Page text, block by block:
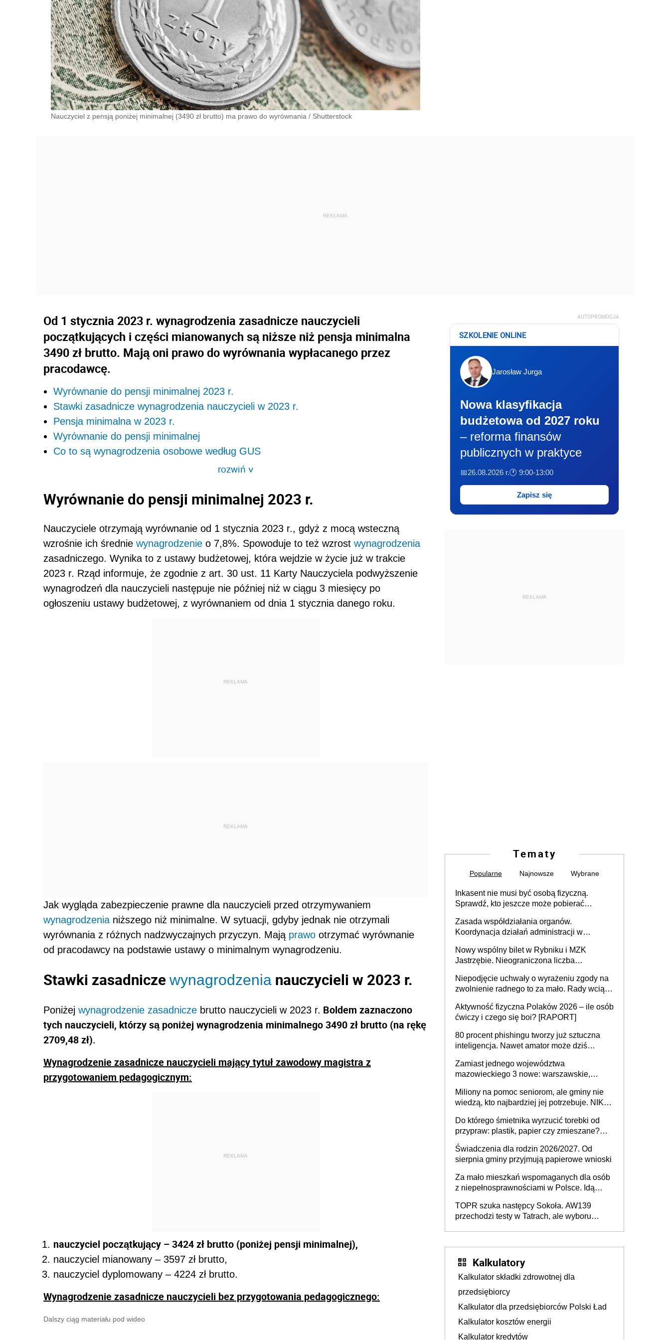
Nauczyciel z pensją poniżej minimalnej (3490 zł brutto) ma prawo do wyrównania / Shutterstock
Od 1 stycznia 2023 r. wynagrodzenia zasadnicze nauczycieli
początkujących i części mianowanych są niższe niż pensja minimalna
3490 zł brutto. Mają oni prawo do wyrównania wypłacanego przez
pracodawcę.
Wyrównanie do pensji minimalnej 2023 r.
Stawki zasadnicze wynagrodzenia nauczycieli w 2023 r.
Pensja minimalna w 2023 r.
Wyrównanie do pensji minimalnej
Co to są wynagrodzenia osobowe według GUS
rozwiń>
Wyrównanie do pensji minimalnej 2023 r.
Nauczyciele otrzymają wyrównanie od 1 stycznia 2023 r., gdyż z mocą wsteczną
wzrośnie ich średnie wynagrodzenie o 7,8%. Spowoduje to też wzrost wynagrodzenia
zasadniczego. Wynika to z ustawy budżetowej, która wejdzie w życie już w trakcie
2023 r. Rząd informuje, że zgodnie z art. 30 ust. 11 Karty Nauczycielapodwyższenie
wynagrodzeń dla nauczycieli następuje nie później niż w ciągu 3 miesięcy po
ogłoszeniu ustawy budżetowej, z wyrównaniem od dnia 1 stycznia danego roku.
REKLAMA
REKLAMA
Jak wygląda zabezpieczenie prawne dla nauczycieli przed otrzymywaniem
wynagrodzenianiższego niż minimalne. W sytuacji, gdyby jednak nie otrzymali
wyrównania z różnych nadzwyczajnych przyczyn. Mają prawo otrzymać wyrównanie
od pracodawcy na podstawie ustawy o minimalnym wynagrodzeniu.
Stawki zasadnicze wynagrodzenia nauczycieli w 2023 r.
Poniżej wynagrodzenie zasadnicze brutto nauczycieli w 2023 r. Boldem zaznaczono
tych nauczycieli, którzy są poniżej wynagrodzenia minimalnego 3490 zł brutto (na rękę
2709,48 zł).
Wynagrodzenie zasadnicze nauczycieli mający tytuł zawodowy magistra z
przygotowaniem pedagogicznym:
REKLAMA
nauczyciel początkujący – 3424 zł brutto (poniżej pensji minimalnej),
nauczyciel mianowany – 3597 zł brutto,
nauczyciel dyplomowany – 4224 zł brutto.
Wynagrodzenie zasadnicze nauczycieli bez przygotowania pedagogicznego:
Dalszy ciąg materiału pod wideo
AUTOPROMOCJA
SZKOLENIE ONLINE
Jarosław Jurga
Nowa klasyfikacja
budżetowa od 2027 roku
– reforma finansów
publicznych w praktyce
📅26.08.2026 r.🕐 9:00-13:00
Zapisz się
REKLAMA
Tematy
Popularne Najnowsze Wybrane
Inkasent nie musi być osobą fizyczną.
Sprawdź, kto jeszcze może pobierać
Zasada współdziałania organów.
Koordynacja działań administracji w
Nowy wspólny bilet w Rybniku i MZK
Jastrzębie. Nieograniczona liczba
Niepodjęcie uchwały o wyrażeniu zgody na
zwolnienie radnego to za mało. Rady wciąż
rozstrzygać sprawy
Aktywność fizyczna Polaków 2026 – ile osób
ćwiczy i czego się boi? [RAPORT]
80 procent phishingu tworzy już sztuczna
inteligencja. Nawet amator może dziś
Zamiast jednego województwa
mazowieckiego 3 nowe: warszawskie,
Europie nie ma tak dużych jednostek
stołecznych
Miliony na pomoc seniorom, ale gminy nie
wiedzą, kto najbardziej jej potrzebuje. NIK
Do którego śmietnika wyrzucić torebki od
przypraw: plastik, papier czy zmieszane?
Świadczenia dla rodzin 2026/2027. Od
sierpnia gminy przyjmują papierowe wnioski
Za mało mieszkań wspomaganych dla osób
z niepełnosprawnościami w Polsce. Idą
TOPR szuka następcy Sokoła. AW139
przechodzi testy w Tatrach, ale wyboru
Kalkulatory
Kalkulator składki zdrowotnej dla
przedsiębiorcy
Kalkulator dla przedsiębiorców Polski Ład
Kalkulator kosztów energii
Kalkulator kredytów